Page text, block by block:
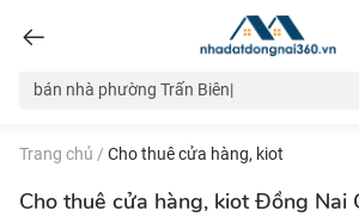
Trang chủ / Cho thuê cửa hàng, kiot
Cho thuê cửa hàng, kiot Đồng Nai